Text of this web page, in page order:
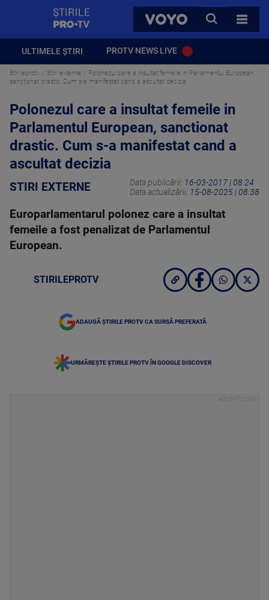
VOYO
CAUTA
TOATE
ULTIMELE ȘTIRI PROTV NEWS LIVE
Stirileprotv Stiri externe
Polonezul care a insultat femeile in Parlamentul European,
sanctionat drastic. Cum s-a manifestat cand a ascultat decizia
Polonezul care a insultat femeile in
Parlamentul European, sanctionat
drastic. Cum s-a manifestat cand a
ascultat decizia
STIRI EXTERNE Data publicării: 16-03-2017 | 08:24
Data actualizării: 15-08-2025 | 08:38
Europarlamentarul polonez care a insultat
femeile a fost penalizat de Parlamentul
European.
STIRILEPROTV
ADAUGĂ ȘTIRILE PROTV CA SURSĂ PREFERATĂ
URMĂREȘTE ȘTIRILE PROTV ÎN GOOGLE DISCOVER